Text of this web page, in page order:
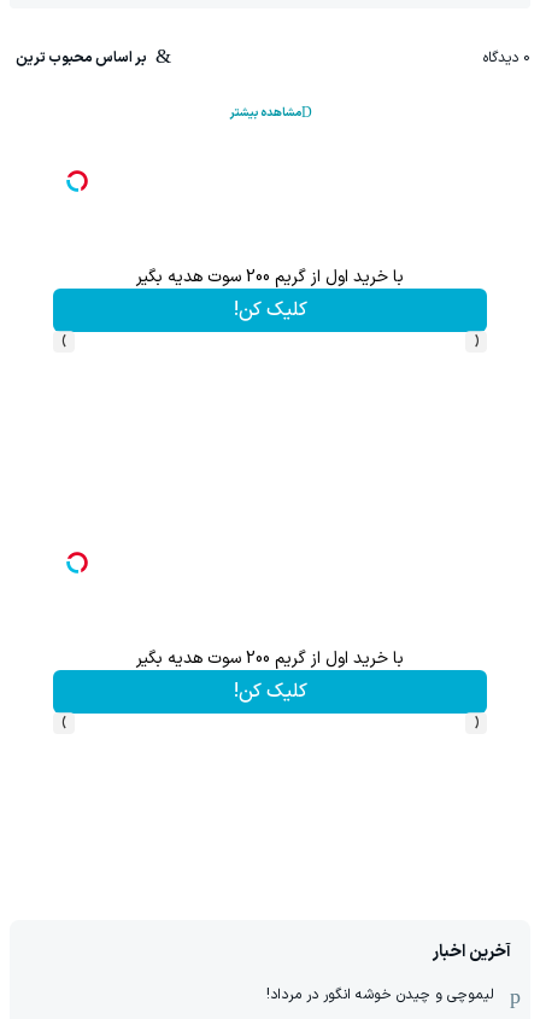
0 دیدگاه بر اساس محبوب ترین
مشاهده بیشتر
با خرید اول از گریم 200 سوت هدیه بگیر
کلیک کن!
‹
›
با خرید اول از گریم 200 سوت هدیه بگیر
کلیک کن!
‹
›
آخرین اخبار
لیموچی و چیدن خوشه انگور در مرداد!